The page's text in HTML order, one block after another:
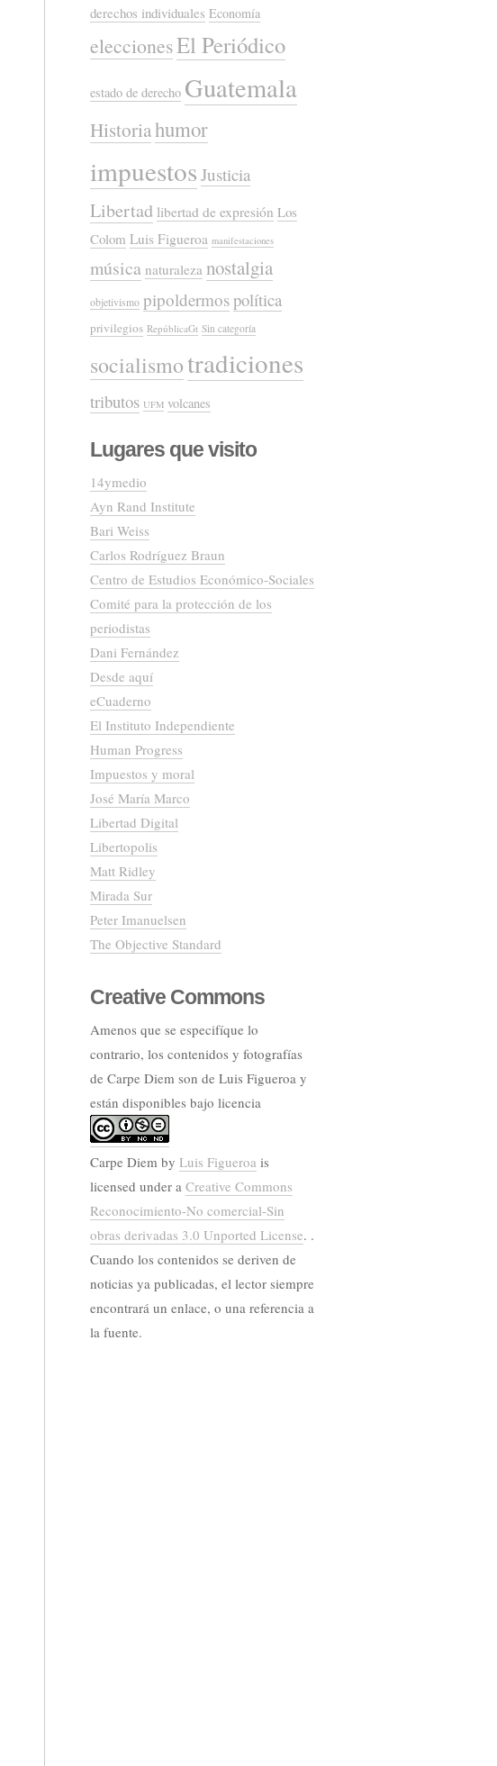
derechos individuales Economía
eleccionesEl Periódico
estado de derecho Guatemala
Historiahumor
impuestos Justicia
Libertad libertad de expresión Los
Colom Luis Figueroa manifestaciones
música naturaleza nostalgia
objetivismo pipoldermospolítica
privilegios RepúblicaGt Sin categoría
socialismotradiciones
tributos UFM volcanes
Lugares que visito
14ymedio
Ayn Rand Institute
Bari Weiss
Carlos Rodríguez Braun
Centro de Estudios Económico-Sociales
Comité para la protección de los
periodistas
Dani Fernández
Desde aquí
eCuaderno
El Instituto Independiente
Human Progress
Impuestos y moral
José María Marco
Libertad Digital
Libertopolis
Matt Ridley
Mirada Sur
Peter Imanuelsen
The Objective Standard
Creative Commons
Amenos que se especifíque lo
contrario, los contenidos y fotografías
de Carpe Diem son de Luis Figueroa y
están disponibles bajo licencia
Carpe Diem by Luis Figueroa is
licensed under a Creative Commons
Reconocimiento-No comercial-Sin
obras derivadas 3.0 Unported License. .
Cuando los contenidos se deriven de
noticias ya publicadas, el lector siempre
encontrará un enlace, o una referencia a
la fuente.